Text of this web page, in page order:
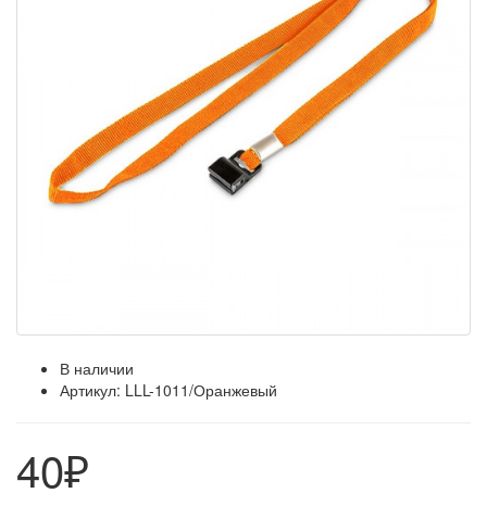
В наличии
Артикул: LLL-1011/Оранжевый
40₽